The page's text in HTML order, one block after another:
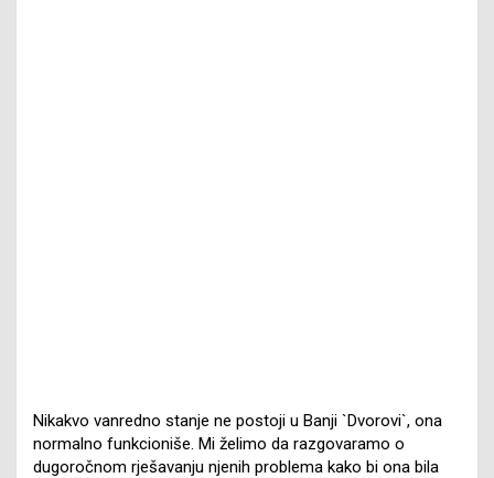
Nikakvo vanredno stanje ne postoji u Banji `Dvorovi`, ona
normalno funkcioniše. Mi želimo da razgovaramo o
dugoročnom rješavanju njenih problema kako bi ona bila